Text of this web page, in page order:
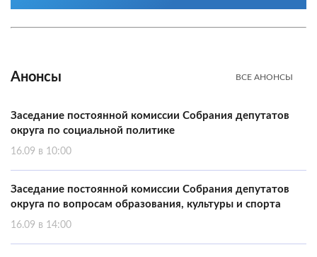
Анонсы ВСЕ АНОНСЫ
Заседание постоянной комиссии Собрания депутатов
округа по социальной политике
16.09 в 10:00
Заседание постоянной комиссии Собрания депутатов
округа по вопросам образования, культуры и спорта
16.09 в 14:00